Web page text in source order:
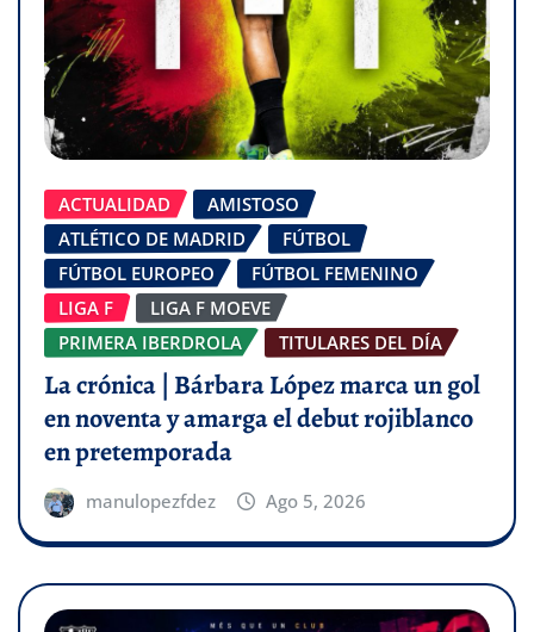
ACTUALIDAD
AMISTOSO
ATLÉTICO DE MADRID
FÚTBOL
FÚTBOL EUROPEO
FÚTBOL FEMENINO
LIGA F
LIGA F MOEVE
PRIMERA IBERDROLA
TITULARES DEL DÍA
La crónica | Bárbara López marca un gol
en noventa y amarga el debut rojiblanco
en pretemporada
manulopezfdez Ago 5, 2026